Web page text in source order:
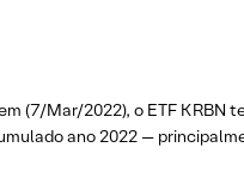
(7/Mar/2022), o ETF KRBN
ano 2022 —